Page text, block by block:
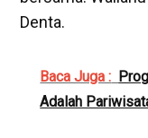
Denta.
Baca Juga :
Adalah